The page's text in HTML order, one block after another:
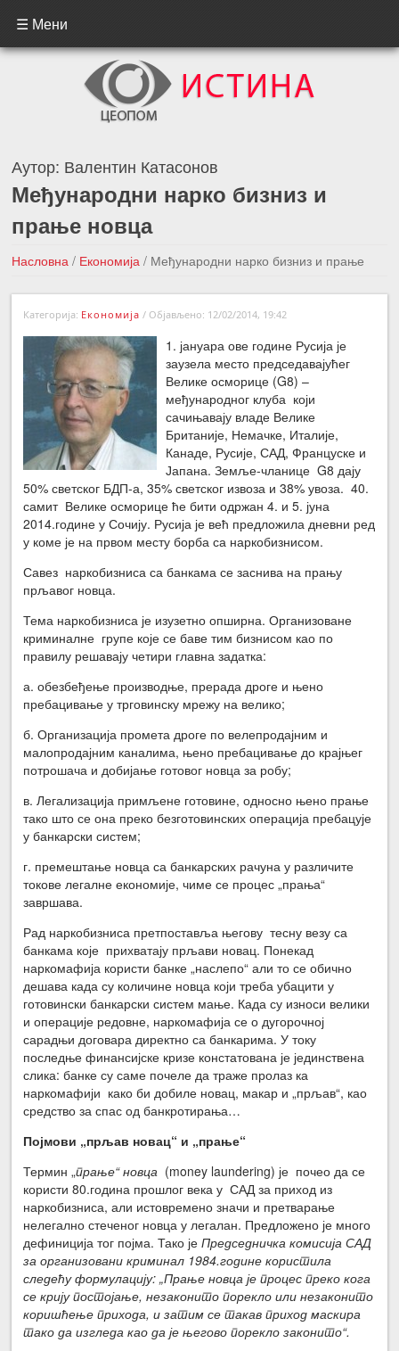
☰ Мени
Аутор: Валентин Катасонов
Међународни нарко бизниз и
прање новца
Насловна / Економија / Међународни нарко бизниз и прање
новца
←Претходна вест
Следећа вест →
Категорија: Економија / Објављено: 12/02/2014, 19:42
1. јануара ове године Русија је
заузела место председавајућег
Велике осморице (G8) –
међународног клуба који
сачињавају владе Велике
Британије, Немачке, Италије,
Канаде, Русије, САД, Француске и
Јапана. Земље-чланице G8 дају
50% светског БДП-а, 35% светског извоза и 38% увоза. 40.
самит Велике осморице ће бити одржан 4. и 5. јуна
2014.године у Сочију. Русија је већ предложила дневни ред
у коме је на првом месту борба са наркобизнисом.
Савез наркобизниса са банкама се заснива на прању
прљавог новца.
Тема наркобизниса је изузетно опширна. Организоване
криминалне групе које се баве тим бизнисом као по
правилу решавају четири главна задатка:
а. обезбеђење производње, прерада дроге и њено
пребацивање у трговинску мрежу на велико;
б. Организација промета дроге по велепродајним и
малопродајним каналима, њено пребацивање до крајњег
потрошача и добијање готовог новца за робу;
в. Легализација примљене готовине, односно њено прање
тако што се она преко безготовинских операција пребацује
у банкарски систем;
г. премештање новца са банкарских рачуна у различите
токове легалне економије, чиме се процес „прања“
завршава.
Рад наркобизниса претпоставља његову тесну везу са
банкама које прихватају прљави новац. Понекад
наркомафија користи банке „наслепо“ али то се обично
дешава када су количине новца који треба убацити у
готовински банкарски систем мање. Када су износи велики
и операције редовне, наркомафија се о дугорочној
сарадњи договара директно са банкарима. У току
последње финансијске кризе констатована је јединствена
слика: банке су саме почеле да траже пролаз ка
наркомафији како би добиле новац, макар и „прљав“, као
средство за спас од банкротирања…
Појмови „прљав новац“ и „прање“
Термин „прање“ новца (money laundering) је почео да се
користи 80.година прошлог века у САД за приход из
наркобизниса, али истовремено значи и претварање
нелегално стеченог новца у легалан. Предложено је много
дефиниција тог појма. Тако јеПредседничка комисија САД
за организовани криминал 1984.године користила
следећу формулацију: „Прање новца је процес преко кога
се крију постојање, незаконито порекло или незаконито
коришћење прихода, и затим се такав приход маскира
тако да изгледа као да је његово порекло законито“.